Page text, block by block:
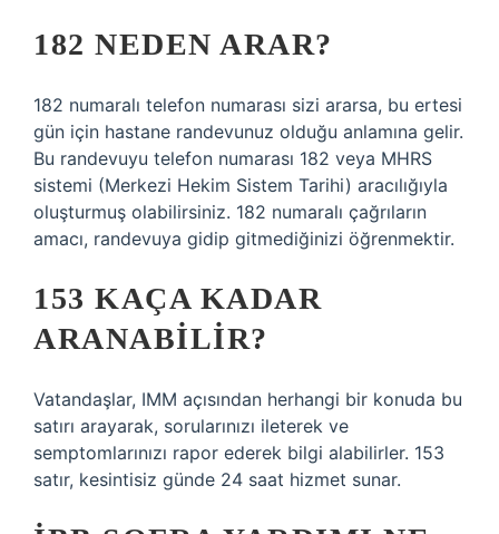
182 NEDEN ARAR?
182 numaralı telefon numarası sizi ararsa, bu ertesi
gün için hastane randevunuz olduğu anlamına gelir.
Bu randevuyu telefon numarası 182 veya MHRS
sistemi (Merkezi Hekim Sistem Tarihi) aracılığıyla
oluşturmuş olabilirsiniz. 182 numaralı çağrıların
amacı, randevuya gidip gitmediğinizi öğrenmektir.
153 KAÇA KADAR
ARANABILIR?
Vatandaşlar, IMM açısından herhangi bir konuda bu
satırı arayarak, sorularınızı ileterek ve
semptomlarınızı rapor ederek bilgi alabilirler. 153
satır, kesintisiz günde 24 saat hizmet sunar.